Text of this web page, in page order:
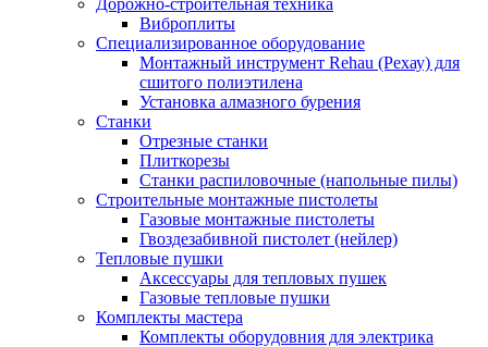
Дорожно-строительная техника
Виброплиты
Специализированное оборудование
Монтажный инструмент Rehau (Рехау) для
сшитого полиэтилена
Установка алмазного бурения
Станки
Отрезные станки
Плиткорезы
Станки распиловочные (напольные пилы)
Строительные монтажные пистолеты
Газовые монтажные пистолеты
Гвоздезабивной пистолет (нейлер)
Тепловые пушки
Аксессуары для тепловых пушек
Газовые тепловые пушки
Комплекты мастера
Комплекты оборудовния для электрика